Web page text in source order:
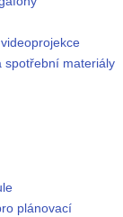
spotřební materiály
plánovací